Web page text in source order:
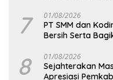
7 01/08/2026
PT SMM dan
Bersih Serta
8 01/08/2026
Sejahterakan
Apresiasi